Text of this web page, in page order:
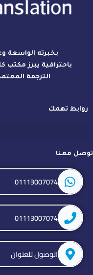
بخبرته الواسعة
باحترافية يبرز
الترجمة
روابط تهمك
توصل معنا
01113007074
01113007074
الوصول للعنوان